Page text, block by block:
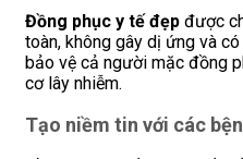
Đồng phục y tế đẹp được
toàn, không gây dị ứng và
bảo vệ cả người mặc đồng
cơ lây nhiễm.
Tạo niềm tin với các